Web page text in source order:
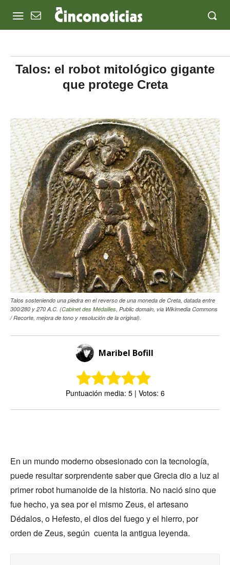
Talos: el robot mitológico gigante
que protege Creta
Talos sosteniendo una piedra en el reverso de una moneda de Creta, datada entre
300/280 y 270 A.C. (Cabinet des Médailles, Public domain, via Wikimedia Commons
/ Recorte, mejora de tono y resolución de la original).
Maribel Bofill
Puntuación media: 5 | Votos: 6
En un mundo moderno obsesionado con la tecnología,
puede resultar sorprendente saber que Grecia dio a luz al
primer robot humanoide de la historia. No nació sino que
fue hecho, ya sea por el mismo Zeus, el artesano
Dédalos, o Hefesto, el dios del fuego y el hierro, por
orden de Zeus, según cuenta la antigua leyenda.